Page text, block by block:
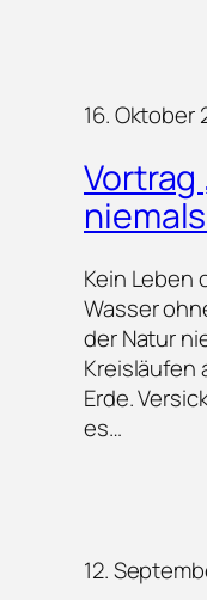
16. Oktober
Vortrag
Kein Leben
Wasser
der Natur
Kreisläufen
Erde.
es…
12.